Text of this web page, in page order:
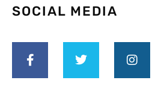
SOCIAL MEDIA